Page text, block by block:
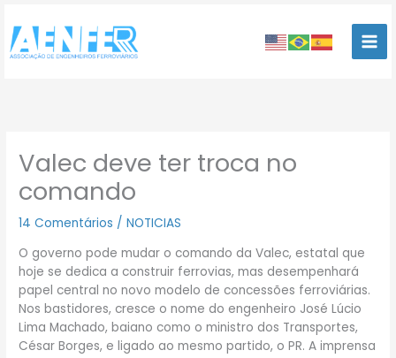
para
conteúdo
Valec deve ter troca no
comando
14 Comentários /NOTICIAS
O governo pode mudar o comando da Valec, estatal que
hoje se dedica a construir ferrovias, mas desempenhará
papel central no novo modelo de concessões ferroviárias.
Nos bastidores, cresce o nome do engenheiro José Lúcio
Lima Machado, baiano como o ministro dos Transportes,
César Borges, e ligado ao mesmo partido, o PR. A imprensa